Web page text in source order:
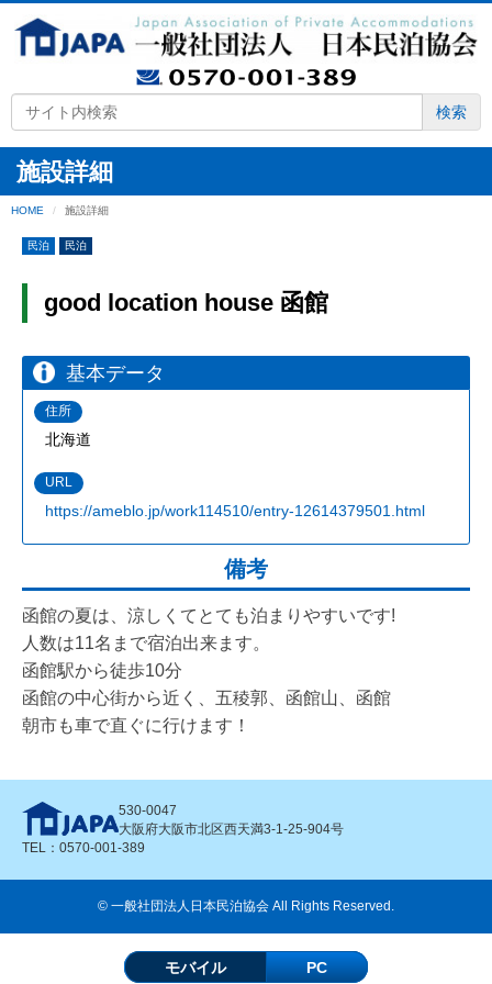
検索
施設詳細
HOME 施設詳細
民泊 民泊
good location house 函館
基本データ
住所
北海道
URL
https://ameblo.jp/work114510/entry-12614379501.html
備考
函館の夏は、涼しくてとても泊まりやすいです!
人数は11名まで宿泊出来ます。
函館駅から徒歩10分
函館の中心街から近く、五稜郭、函館山、函館
朝市も車で直ぐに行けます！
530-0047
大阪府大阪市北区西天満3-1-25-904号
TEL：0570-001-389
© 一般社団法人日本民泊協会 All Rights Reserved.
モバイル PC